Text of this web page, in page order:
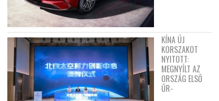
KÍNA ÚJ
KORSZAKOT
NYITOTT:
MEGNYÍLT AZ
ORSZÁG ELSŐ
ŰR-